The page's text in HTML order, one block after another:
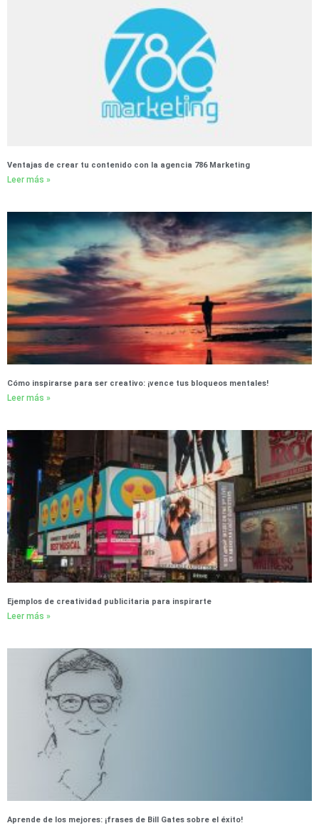
Ventajas de crear tu contenido con la agencia 786 Marketing
Leer más »
Cómo inspirarse para ser creativo: ¡vence tus bloqueos mentales!
Leer más »
Ejemplos de creatividad publicitaria para inspirarte
Leer más »
Aprende de los mejores: ¡frases de Bill Gates sobre el éxito!